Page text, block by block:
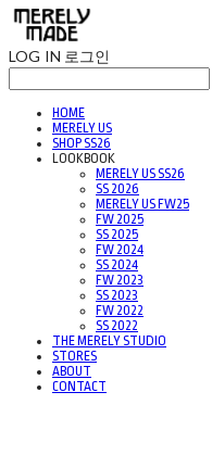
LOG IN 로그인
HOME
MERELY US
SHOP SS26
LOOKBOOK
MERELY US SS26
SS 2026
MERELY US FW25
FW 2025
SS 2025
FW 2024
SS 2024
FW 2023
SS 2023
FW 2022
SS 2022
THE MERELY STUDIO
STORES
ABOUT
CONTACT